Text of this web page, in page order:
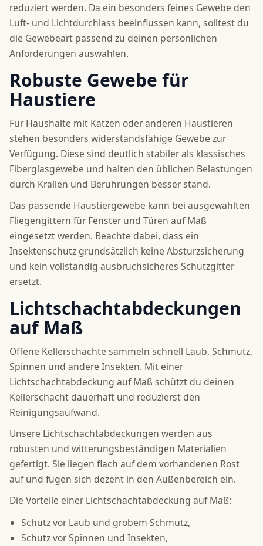
reduziert werden. Da ein besonders feines Gewebe den
Luft- und Lichtdurchlass beeinflussen kann, solltest du
die Gewebeart passend zu deinen persönlichen
Anforderungen auswählen.
Robuste Gewebe für
Haustiere
Für Haushalte mit Katzen oder anderen Haustieren
stehen besonders widerstandsfähige Gewebe zur
Verfügung. Diese sind deutlich stabiler als klassisches
Fiberglasgewebe und halten den üblichen Belastungen
durch Krallen und Berührungen besser stand.
Das passende Haustiergewebe kann bei ausgewählten
Fliegengittern für Fenster und Türen auf Maß
eingesetzt werden. Beachte dabei, dass ein
Insektenschutz grundsätzlich keine Absturzsicherung
und kein vollständig ausbruchsicheres Schutzgitter
ersetzt.
Lichtschachtabdeckungen
auf Maß
Offene Kellerschächte sammeln schnell Laub, Schmutz,
Spinnen und andere Insekten. Mit einer
Lichtschachtabdeckung auf Maß schützt du deinen
Kellerschacht dauerhaft und reduzierst den
Reinigungsaufwand.
Unsere Lichtschachtabdeckungen werden aus
robusten und witterungsbeständigen Materialien
gefertigt. Sie liegen flach auf dem vorhandenen Rost
auf und fügen sich dezent in den Außenbereich ein.
Die Vorteile einer Lichtschachtabdeckung auf Maß:
Schutz vor Laub und grobem Schmutz,
Schutz vor Spinnen und Insekten,